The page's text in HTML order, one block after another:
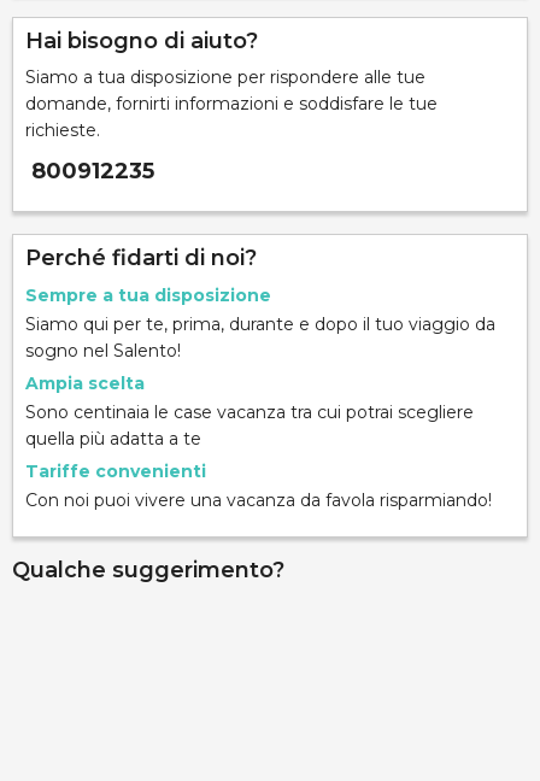
Hai bisogno di aiuto?
Siamo a tua disposizione per rispondere alle tue
domande, fornirti informazioni e soddisfare le tue
richieste.
800912235
Perché fidarti di noi?
Sempre a tua disposizione
Siamo qui per te, prima, durante e dopo il tuo viaggio da
sogno nel Salento!
Ampia scelta
Sono centinaia le case vacanza tra cui potrai scegliere
quella più adatta a te
Tariffe convenienti
Con noi puoi vivere una vacanza da favola risparmiando!
Qualche suggerimento?